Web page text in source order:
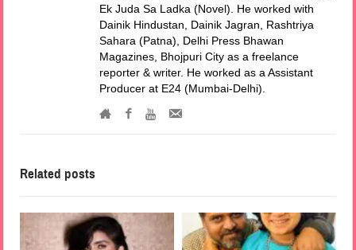
Ek Juda Sa Ladka (Novel). He worked with
Dainik Hindustan, Dainik Jagran, Rashtriya
Sahara (Patna), Delhi Press Bhawan
Magazines, Bhojpuri City as a freelance
reporter & writer. He worked as a Assistant
Producer at E24 (Mumbai-Delhi).
Related posts